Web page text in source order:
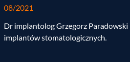
08/2021
Dr implantolog Grzegorz
implantów stomatologicznych.